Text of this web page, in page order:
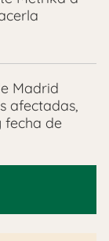
Madrid
afectadas,
fecha de